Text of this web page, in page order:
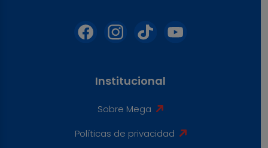
Institucional
Sobre Mega
Políticas de privacidad